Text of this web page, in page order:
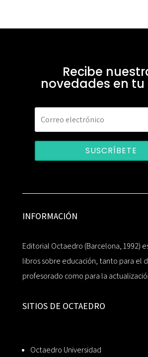
Recibe
novedades en tu
SUSCRÍBETE
INFORMACIÓN
Editorial Octaedro (Barcelona, 1992)
libros sobre educación, tanto para el
profesorado como para la
SITIOS DE OCTAEDRO
Octaedro Universidad